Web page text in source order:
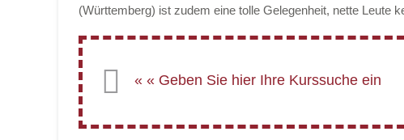
(Württemberg) ist zudem eine tolle Gelegenheit, nette Leute